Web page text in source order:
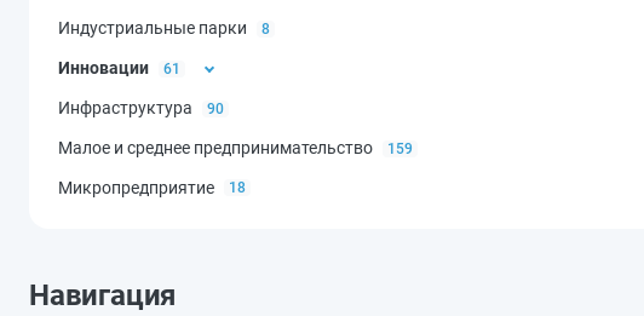
Индустриальные парки 8
Инновации 61
НИОКР — научно-исследовательские и опытно-конструкторские
Инфраструктура 90
Малое и среднее предпринимательство 159
Микропредприятие 18
Навигация